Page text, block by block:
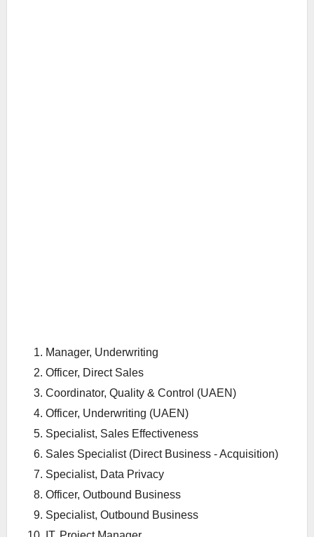
Manager, Underwriting
Officer, Direct Sales
Coordinator, Quality & Control (UAEN)
Officer, Underwriting (UAEN)
Specialist, Sales Effectiveness
Sales Specialist (Direct Business - Acquisition)
Specialist, Data Privacy
Officer, Outbound Business
Specialist, Outbound Business